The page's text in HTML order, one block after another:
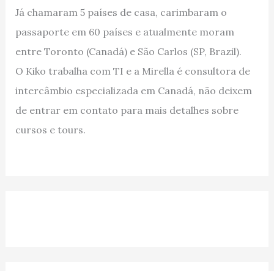
Já chamaram 5 países de casa, carimbaram o
passaporte em 60 países e atualmente moram
entre Toronto (Canadá) e São Carlos (SP, Brazil).
O Kiko trabalha com TI e a Mirella é consultora de
intercâmbio especializada em Canadá, não deixem
de entrar em contato para mais detalhes sobre
cursos e tours.